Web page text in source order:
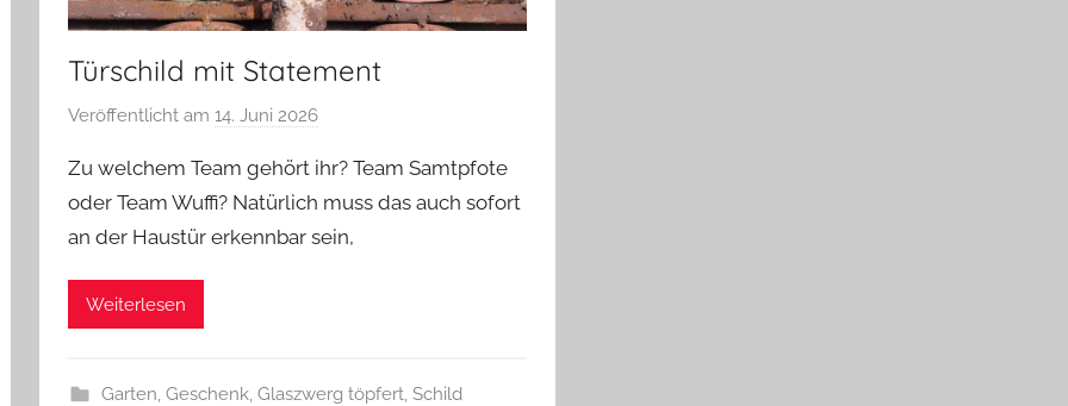
Türschild mit Statement
Veröffentlicht am14. Juni 2026
n
G
l
e
Zu welchem Team gehört ihr? Team Samtpfote
oder Team Wuffi? Natürlich muss das auch sofort
an der Haustür erkennbar sein,
Weiterlesen
Garten, Geschenk, Glaszwerg töpfert, Schild